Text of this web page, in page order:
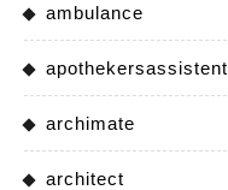
ambulance
apothekersassistent
archimate
architect